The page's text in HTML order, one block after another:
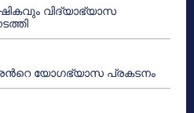
വിദ്യാഭ്യാസ
യോഗഭ്യാസ പ്രകടനം